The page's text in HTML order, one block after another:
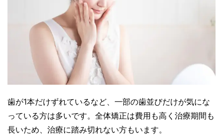
歯が1本だけずれているなど、一部の歯並びだけが気にな
っている方は多いです。全体矯正は費用も高く治療期間も
長いため、治療に踏み切れない方もいます。